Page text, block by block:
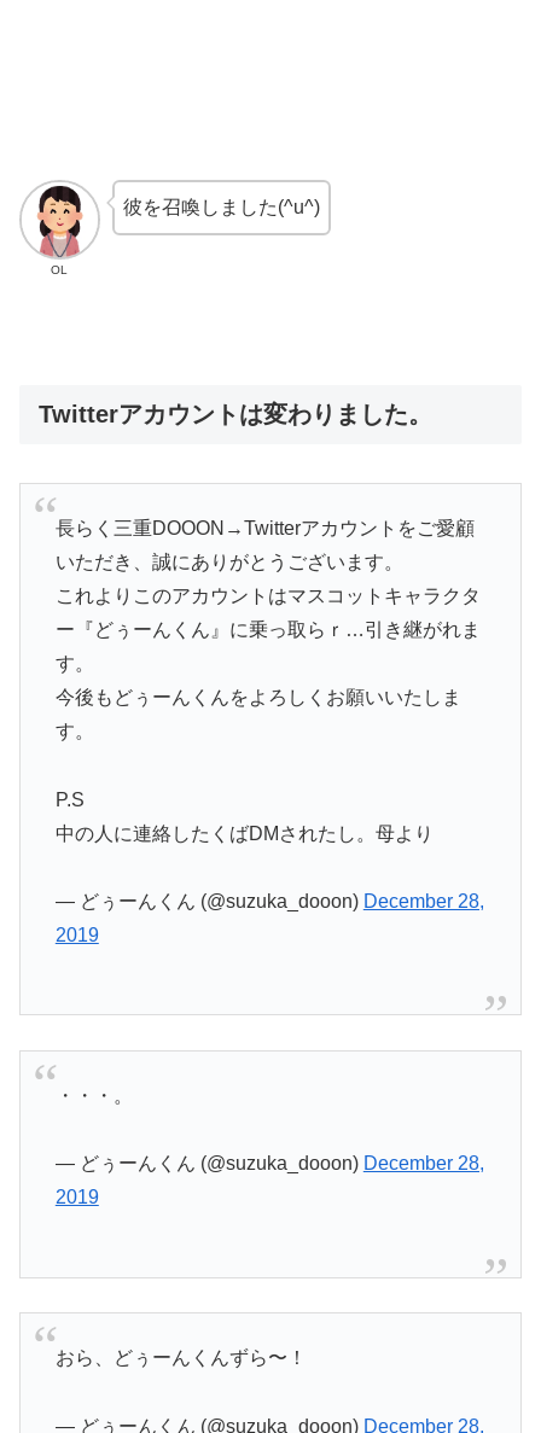
OL
彼を召喚しました(^u^)
Twitterアカウントは変わりました。
長らく三重DOOON→Twitterアカウントをご愛顧
いただき、誠にありがとうございます。
これよりこのアカウントはマスコットキャラクタ
ー『どぅーんくん』に乗っ取らｒ…引き継がれま
す。
今後もどぅーんくんをよろしくお願いいたしま
す。
P.S
中の人に連絡したくばDMされたし。母より
— どぅーんくん (@suzuka_dooon) December 28,
2019
・・・。
— どぅーんくん (@suzuka_dooon) December 28,
2019
おら、どぅーんくんずら〜！
— どぅーんくん (@suzuka_dooon) December 28,